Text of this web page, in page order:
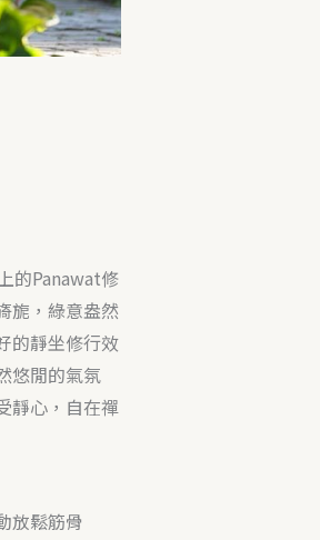
的Panawat修
旎，綠意盎然
的靜坐修行效
悠閒的氣氛
靜心，自在禪
放鬆筋骨